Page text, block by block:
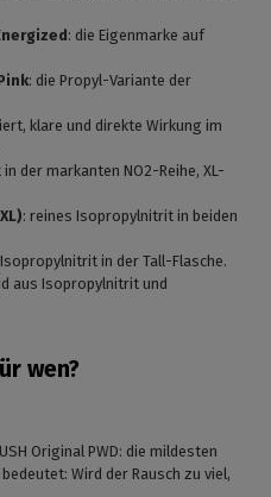
: die Eigenmarke auf
: die Propyl-Variante der
klare und direkte Wirkung im
der markanten NO2-Reihe, XL-
: reines Isopropylnitrit in beiden
in der Tall-Flasche.
aus Isopropylnitrit und
wen?
Original PWD: die mildesten
Wird der Rausch zu viel,